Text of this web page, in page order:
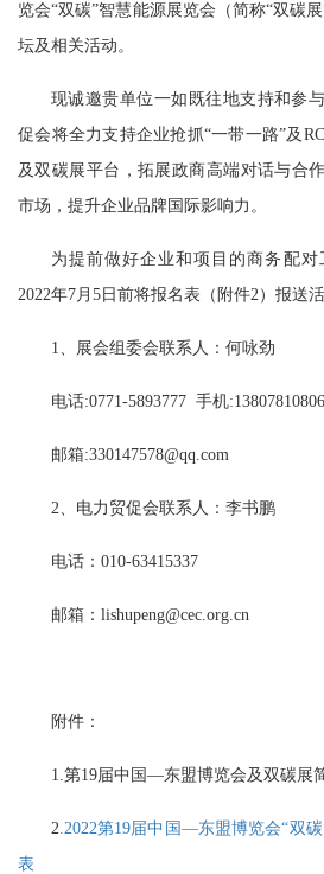
览会“双碳”智慧能源展览会（简称“双碳
坛及相关活动。
现诚邀贵单位一如既往地支持和参
促会将全力支持企业抢抓“一带一路”及
及双碳展平台，拓展政商高端对话与合
市场，提升企业品牌国际影响力。
为提前做好企业和项目的商务配
2022年7月5日前将报名表（附件2）报送
1、展会组委会联系人：何咏劲
电话:0771-5893777 手机:13807810806
邮箱:330147578@qq.com
2、电力贸促会联系人：李书鹏
电话：010-63415337
邮箱：lishupeng@cec.org.cn
附件：
1.第19届中国—东盟博览会及双碳展
2.2022第19届中国—东盟博览会“双
表